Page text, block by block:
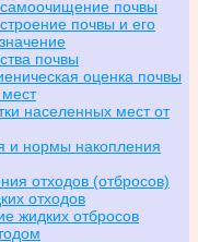
почвы
почвы и его
почвы
оценка почвы
населенных мест от
и нормы накопления
отходов (отбросов)
отходов
жидких отбросов